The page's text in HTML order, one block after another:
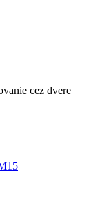
cez dvere